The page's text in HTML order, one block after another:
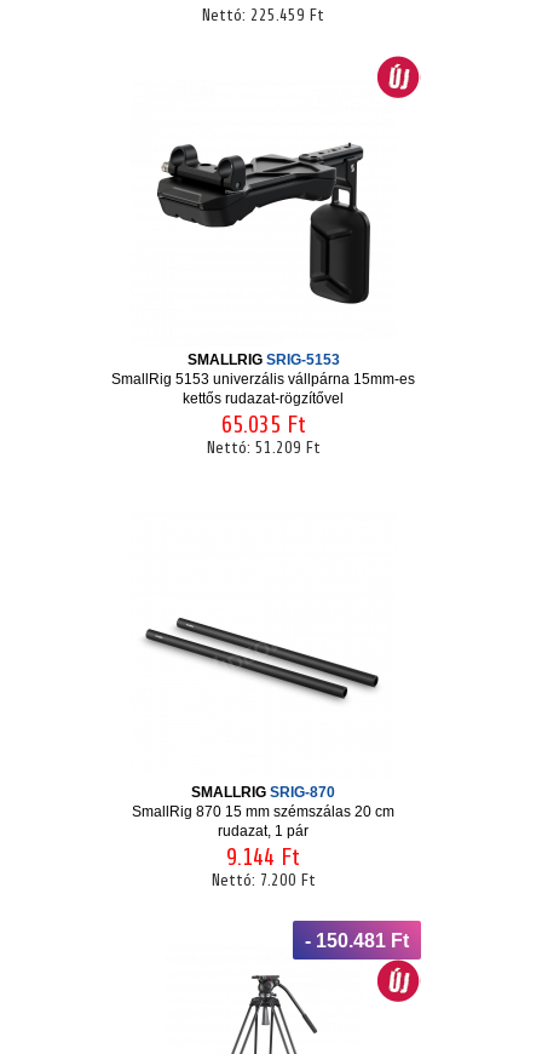
Nettó: 225.459 Ft
SMALLRIG SRIG-5153
SmallRig 5153 univerzális vállpárna 15mm-es
kettős rudazat-rögzítővel
65.035 Ft
Nettó: 51.209 Ft
SMALLRIG SRIG-870
SmallRig 870 15 mm szémszálas 20 cm
rudazat, 1 pár
9.144 Ft
Nettó: 7.200 Ft
- 150.481 Ft